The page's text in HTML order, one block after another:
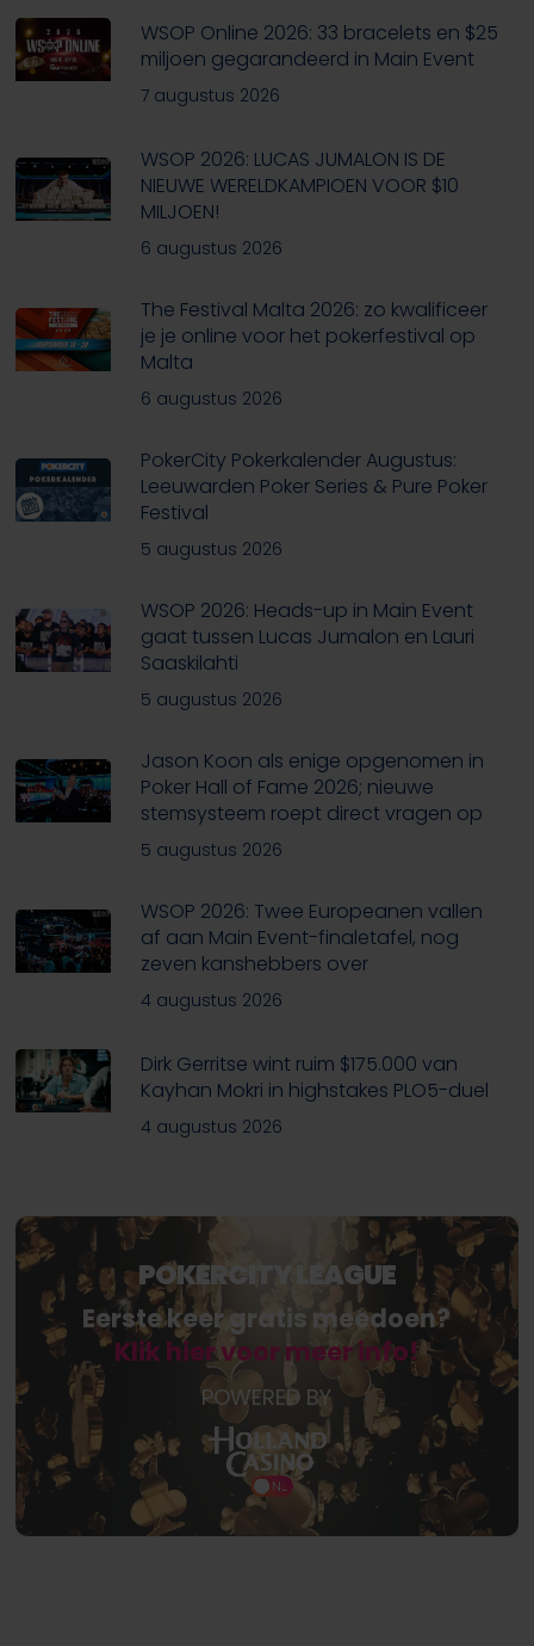
WSOP Online 2026: 33 bracelets en $25
miljoen gegarandeerd in Main Event
7 augustus 2026
WSOP 2026: LUCAS JUMALON IS DE
NIEUWE WERELDKAMPIOEN VOOR $10
MILJOEN!
6 augustus 2026
The Festival Malta 2026: zo kwalificeer
je je online voor het pokerfestival op
Malta
6 augustus 2026
PokerCity Pokerkalender Augustus:
Leeuwarden Poker Series & Pure Poker
Festival
5 augustus 2026
WSOP 2026: Heads-up in Main Event
gaat tussen Lucas Jumalon en Lauri
Saaskilahti
5 augustus 2026
Jason Koon als enige opgenomen in
Poker Hall of Fame 2026; nieuwe
stemsysteem roept direct vragen op
5 augustus 2026
WSOP 2026: Twee Europeanen vallen
af aan Main Event-finaletafel, nog
zeven kanshebbers over
4 augustus 2026
Dirk Gerritse wint ruim $175.000 van
Kayhan Mokri in highstakes PLO5-duel
4 augustus 2026
POKERCITY LEAGUE
Eerste keer gratis meedoen?
Klik hier voor meer info!
POWERED BY